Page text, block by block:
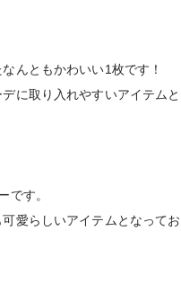
んともかわいい1枚です！
に取り入れやすいアイテムと
です。
愛らしいアイテムとなってお